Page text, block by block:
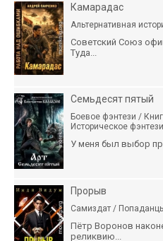
Камарадас
Альтернативная
Советский Союз
Туда...
Семьдесят пятый
Боевое фэнтези /
Историческое фэнтези
У меня был выбор
Прорыв
Самиздат /
Пётр Воронов
реликвию...